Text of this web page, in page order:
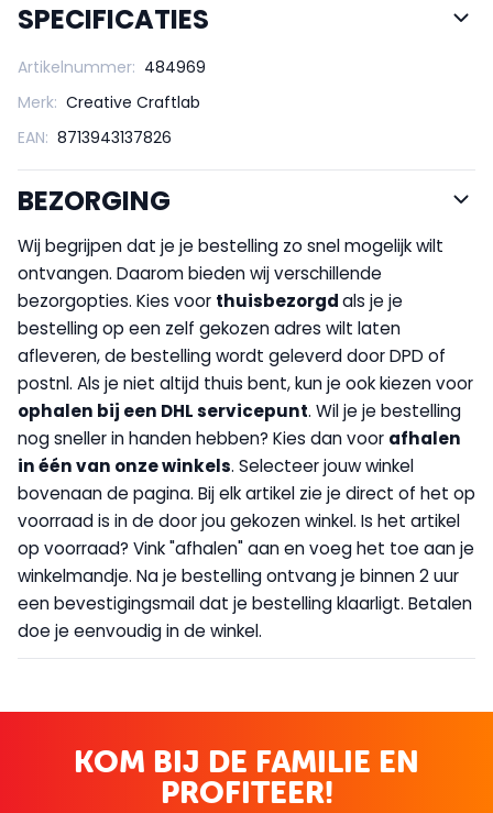
SPECIFICATIES
Artikelnummer: 484969
Merk: Creative Craftlab
EAN: 8713943137826
BEZORGING
Wij begrijpen dat je je bestelling zo snel mogelijk wilt
ontvangen. Daarom bieden wij verschillende
bezorgopties. Kies voor thuisbezorgdals je je
bestelling op een zelf gekozen adres wilt laten
afleveren, de bestelling wordt geleverd door DPD of
postnl. Als je niet altijd thuis bent, kun je ook kiezen voor
ophalen bij een DHL servicepunt. Wil je je bestelling
nog sneller in handen hebben? Kies dan voor afhalen
in één van onze winkels. Selecteer jouw winkel
bovenaan de pagina. Bij elk artikel zie je direct of het op
voorraad is in de door jou gekozen winkel. Is het artikel
op voorraad? Vink "afhalen" aan en voeg het toe aan je
winkelmandje. Na je bestelling ontvang je binnen 2 uur
een bevestigingsmail dat je bestelling klaarligt. Betalen
doe je eenvoudig in de winkel.
KOM BIJ DE FAMILIE EN
PROFITEER!